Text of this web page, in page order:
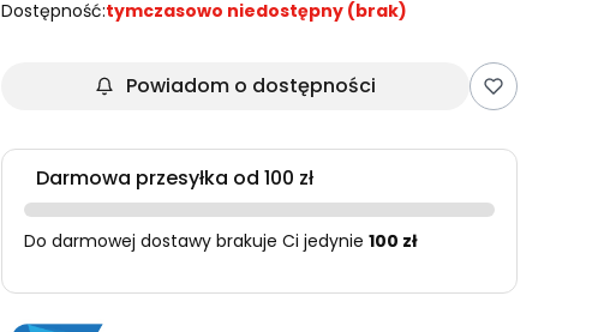
Dostępność:tymczasowo niedostępny (brak)
Powiadom o dostępności
Darmowa przesyłka od 100 zł
Do darmowej dostawy brakuje Ci jedynie 100 zł